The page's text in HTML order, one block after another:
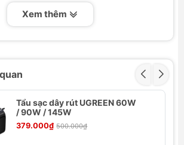
12m đa năng Ugreen
Vòi phun nước rửa xe ô tô áp lực
vòi phun: PC + ABS
Ống nước bọc TPE, bọc lưới dệt
hoạt bền bỉ, tự động co giãn
Nhấn 1 lần chế độ tự động phun
thêm lần nữa để dừng
Xem thêm
Tẩu sạc dây rút UGREEN 60W
/ 90W / 145W
379.000₫ 500.000₫